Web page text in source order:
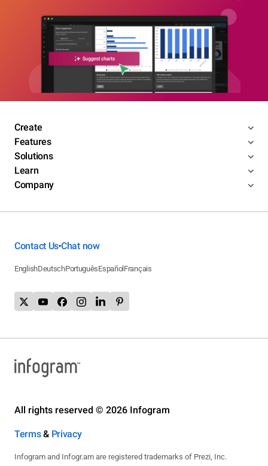
Create
Features
Solutions
Learn
Company
Contact Us•Chat now
EnglishDeutschPortuguêsEspañol Français
All rights reserved © 2026 Infogram
Terms& Privacy
Infogram and Infogr.am are registered trademarks of Prezi, Inc.